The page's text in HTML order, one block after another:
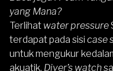
yang Mana?
Terlihat water pressure
terdapat pada sisi case
untuk mengukur
akuatik. Diver’s watch